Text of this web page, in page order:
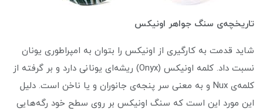
تاریخچه‌ی سنگ جواهر اونیکس
شاید قدمت به کارگیری از اونیکس را بتوان به امپراطوری یونان
نسبت داد. کلمه اونیکس (Onyx) ریشه‌ای یونانی دارد و بر گرفته از
کلمه‌ی Nux و به معنی سر پنجه‌ی جانوران و یا ناخن است. دلیل
این مورد این است که سنگ اونیکس بر روی سطح خود رگه‌هایی